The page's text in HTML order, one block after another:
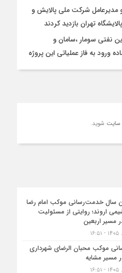
مدیرعامل شرکت ملی پالایش و
تهران بازدید کردند
نفتی سومار ،سامان و
ورود به فاز عملیاتی این پروژه
سایت شوید.
سال خدمت‌رسانی موکب امام رضا
اروند؛ روایتی از مسئولیت
مسیر اربعین
موکب محبان الرضای شهرداری